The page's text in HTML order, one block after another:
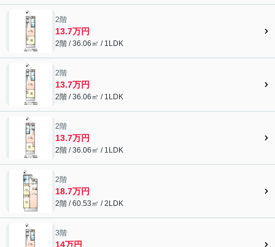
2階
13.7万円
2階 / 36.06㎡ / 1LDK
2階
13.7万円
2階 / 36.06㎡ / 1LDK
2階
13.7万円
2階 / 36.06㎡ / 1LDK
2階
18.7万円
2階 / 60.53㎡ / 2LDK
3階
14万円